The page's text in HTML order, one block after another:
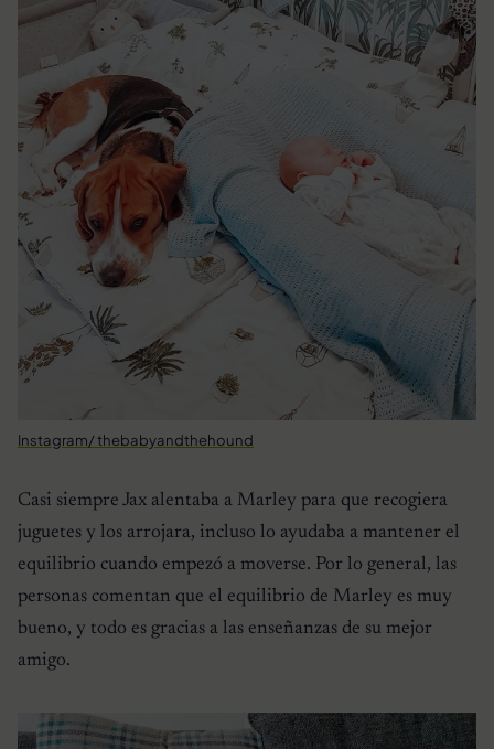
Instagram/ thebabyandthehound
Casi siempre Jax alentaba a Marley para que recogiera
juguetes y los arrojara, incluso lo ayudaba a mantener el
equilibrio cuando empezó a moverse. Por lo general, las
personas comentan que el equilibrio de Marley es muy
bueno, y todo es gracias a las enseñanzas de su mejor
amigo.